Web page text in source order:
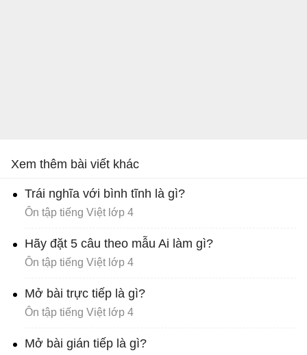
Xem thêm bài viết khác
Trái nghĩa với bình tĩnh là gì?
Ôn tập tiếng Việt lớp 4
Hãy đặt 5 câu theo mẫu Ai làm gì?
Ôn tập tiếng Việt lớp 4
Mở bài trực tiếp là gì?
Ôn tập tiếng Việt lớp 4
Mở bài gián tiếp là gì?